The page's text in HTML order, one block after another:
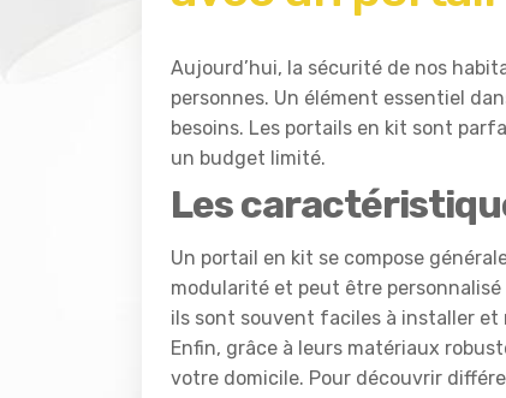
Aujourd’hui, la sécurité de nos
personnes. Un élément essentiel
besoins. Les portails en kit sont
un budget limité.
Les
Un portail en kit se compose
modularité et peut être
ils sont souvent faciles à installer et
Enfin, grâce à leurs matériaux
votre domicile. Pour découvrir